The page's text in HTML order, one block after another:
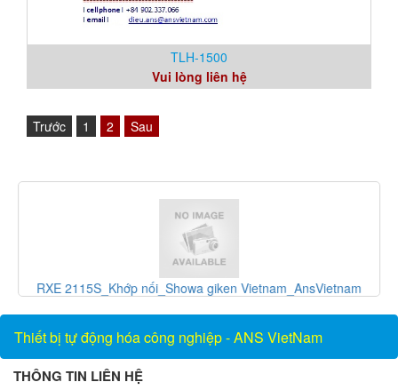
TLH-1500
Vui lòng liên hệ
Trước 1 2 Sau
RXE 2115S_Khớp nối_Showa giken Vietnam_AnsVietnam
Thiết bị tự động hóa công nghiệp - ANS VietNam
THÔNG TIN LIÊN HỆ